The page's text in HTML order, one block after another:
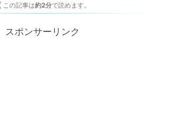
この記事は約2分で読めます。
スポンサーリンク